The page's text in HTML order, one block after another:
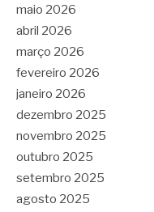
maio 2026
abril 2026
março 2026
fevereiro 2026
janeiro 2026
dezembro 2025
novembro 2025
outubro 2025
setembro 2025
agosto 2025